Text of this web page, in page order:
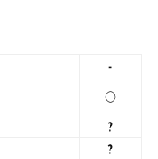
-
○
?
?